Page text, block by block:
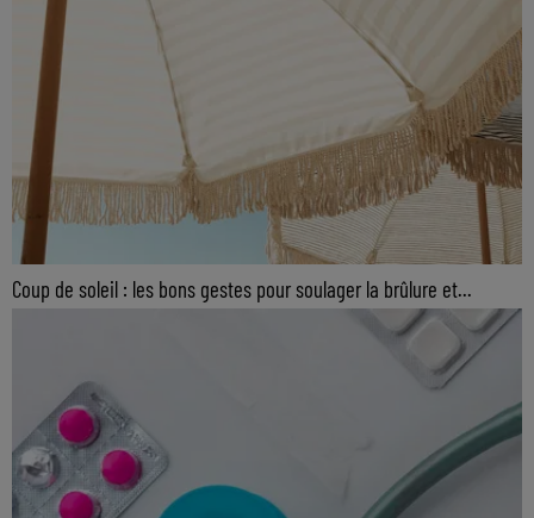
Coup de soleil : les bons gestes pour soulager la brûlure et...